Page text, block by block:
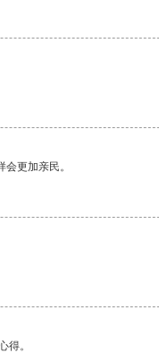
更加亲民。
得。